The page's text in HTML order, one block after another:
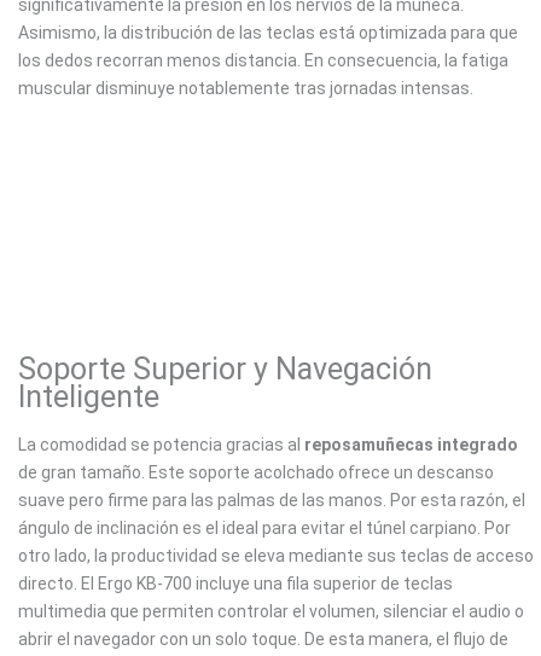
significativamente la presión en los nervios de la muñeca.
Asimismo, la distribución de las teclas está optimizada para que
los dedos recorran menos distancia. En consecuencia, la fatiga
muscular disminuye notablemente tras jornadas intensas.
Soporte Superior y Navegación
Inteligente
La comodidad se potencia gracias al reposamuñecas integrado
de gran tamaño. Este soporte acolchado ofrece un descanso
suave pero firme para las palmas de las manos. Por esta razón, el
ángulo de inclinación es el ideal para evitar el túnel carpiano. Por
otro lado, la productividad se eleva mediante sus teclas de acceso
directo. El Ergo KB-700 incluye una fila superior de teclas
multimedia que permiten controlar el volumen, silenciar el audio o
abrir el navegador con un solo toque. De esta manera, el flujo de